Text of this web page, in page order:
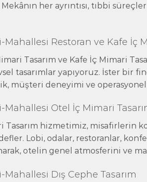
Mekânın her ayrıntısı, tıbbi
Mahallesi Restoran ve Kafe İç
Tasarım ve Kafe İç Mimari
tasarımlar yapıyoruz. İster bir
müşteri deneyimi ve
Mahallesi Otel İç Mimari
Tasarım hizmetimiz, misafirlerin
Lobi, odalar, restoranlar,
otelin genel atmosferini ve
Mahallesi Dış Cephe Tasarım